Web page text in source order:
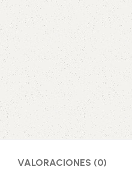
VALORACIONES (0)